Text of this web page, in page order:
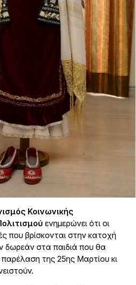
Κοινωνικής
ενημερώνει ότι οι
που βρίσκονται στην κατοχή
δωρεάν στα παιδιά που θα
της 25ης Μαρτίου κι